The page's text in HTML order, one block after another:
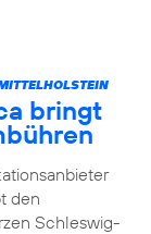
bringt
den
Schleswig-